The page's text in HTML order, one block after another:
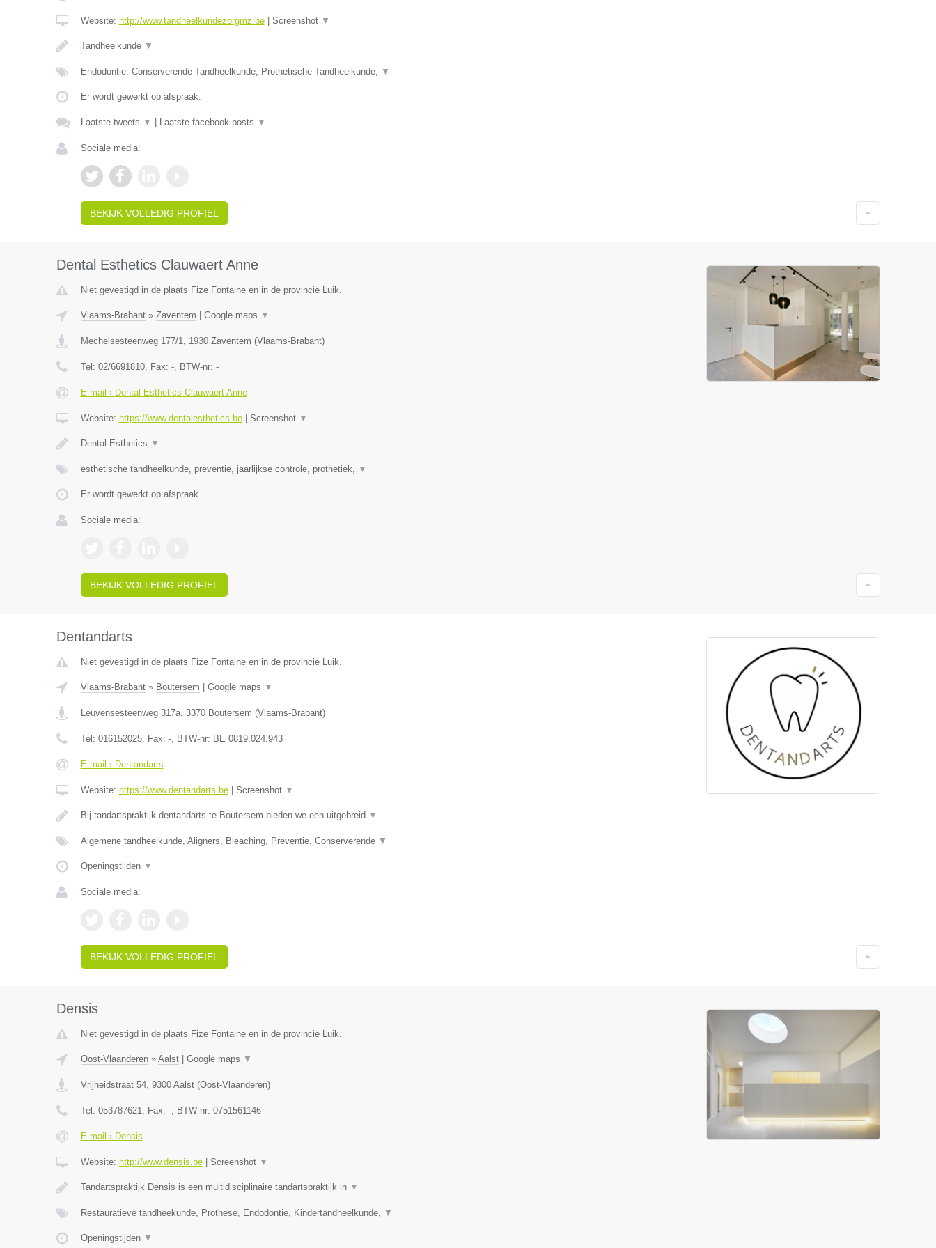
Website: http://www.tandheelkundezorgmz.be| Screenshot ▼
Tandheelkunde ▼
Endodontie, Conserverende Tandheelkunde, Prothetische Tandheelkunde, ▼
Er wordt gewerkt op afspraak.
Laatste tweets ▼ Laatste facebook posts ▼
Sociale media:
BEKIJK VOLLEDIG PROFIEL
Dental Esthetics Clauwaert Anne
Niet gevestigd in de plaats Fize Fontaine en in de provincie Luik.
Vlaams-Brabant» Zaventem Google maps ▼
Mechelsesteenweg 177/1, 1930 Zaventem (Vlaams-Brabant)
Tel: 02/6691810, Fax: -, BTW-nr: -
E-mail › Dental Esthetics Clauwaert Anne
Website: https://www.dentalesthetics.be| Screenshot ▼
Dental Esthetics ▼
esthetische tandheelkunde, preventie, jaarlijkse controle, prothetiek, ▼
Er wordt gewerkt op afspraak.
Sociale media:
BEKIJK VOLLEDIG PROFIEL
Dentandarts
Niet gevestigd in de plaats Fize Fontaine en in de provincie Luik.
Vlaams-Brabant» Boutersem Google maps ▼
Leuvensesteenweg 317a, 3370 Boutersem (Vlaams-Brabant)
Tel: 016152025, Fax: -, BTW-nr: BE 0819.024.943
E-mail › Dentandarts
Website: https://www.dentandarts.be| Screenshot ▼
Bij tandartspraktijk dentandarts te Boutersem bieden we een uitgebreid ▼
Algemene tandheelkunde, Aligners, Bleaching, Preventie, Conserverende ▼
Openingstijden ▼
Sociale media:
BEKIJK VOLLEDIG PROFIEL
Densis
Niet gevestigd in de plaats Fize Fontaine en in de provincie Luik.
Oost-Vlaanderen» Aalst| Google maps ▼
Vrijheidstraat 54, 9300 Aalst(Oost-Vlaanderen)
Tel: 053787621, Fax: -, BTW-nr: 0751561146
E-mail › Densis
Website: http://www.densis.be| Screenshot ▼
Tandartspraktijk Densis is een multidisciplinaire tandartspraktijk in ▼
Restauratieve tandheekunde, Prothese, Endodontie, Kindertandheelkunde, ▼
Openingstijden ▼